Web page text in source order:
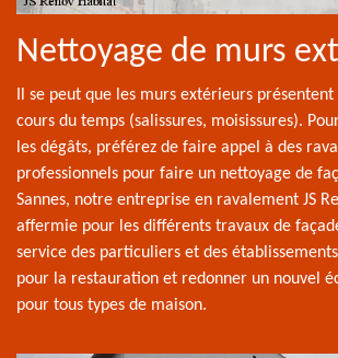
Nettoyage de murs
Il se peut que les murs extérieurs présentent
cours du temps (salissures, moisissures).
les dégâts, préférez de faire appel à des
professionnels pour faire un nettoyage de
Sannes, notre entreprise en ravalement JS
affermie pour les différents travaux de
service des particuliers et des
pour la restauration et redonner un nouvel
pour tous types de maison.